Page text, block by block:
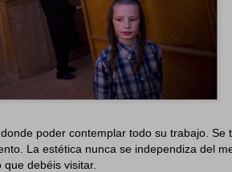
poder contemplar todo su trabajo. Se
La estética nunca se independiza del
debéis visitar.